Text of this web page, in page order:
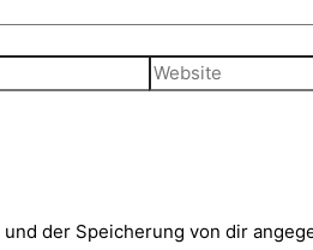
Website
und der Speicherung von dir